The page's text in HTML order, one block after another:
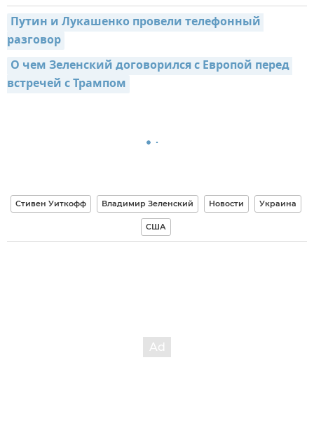
Путин и Лукашенко провели телефонный
разговор
О чем Зеленский договорился с Европой перед
встречей с Трампом
Стивен Уиткофф Владимир Зеленский Новости Украина
США